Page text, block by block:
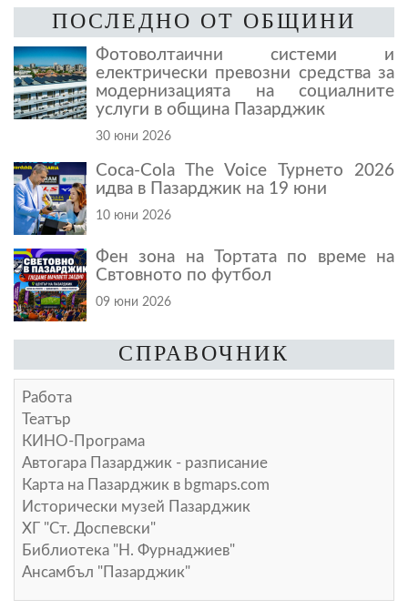
ПОСЛЕДНО ОТ ОБЩИНИ
Фотоволтаични системи и
електрически превозни средства за
модернизацията на социалните
услуги в община Пазарджик
30 юни 2026
Coca-Cola The Voice Турнето 2026
идва в Пазарджик на 19 юни
10 юни 2026
Фен зона на Тортата по време на
Свтовното по футбол
09 юни 2026
СПРАВОЧНИК
Работа
Театър
КИНО-Програма
Автогара Пазарджик - разписание
Карта на Пазарджик в bgmaps.com
Исторически музей Пазарджик
ХГ "Ст. Доспевски"
Библиотека "Н. Фурнаджиев"
Ансамбъл "Пазарджик"